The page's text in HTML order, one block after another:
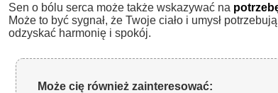
Sen o bólu serca może także wskazywać na
Może to być sygnał, że Twoje ciało i umysł
odzyskać harmonię i spokój.
Może cię również zainteresować: